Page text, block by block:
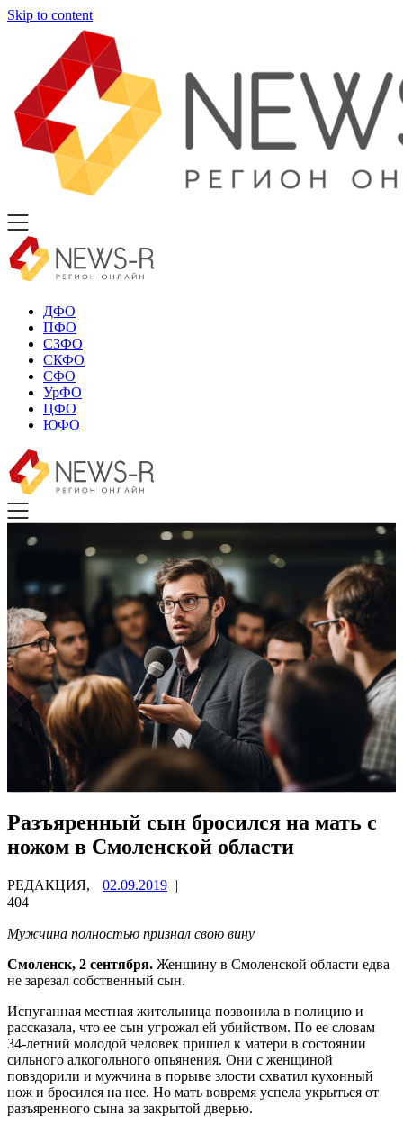
Skip to content
ДФО
ПФО
СЗФО
СКФО
СФО
УрФО
ЦФО
ЮФО
Разъяренный сын бросился на мать с
ножом в Смоленской области
РЕДАКЦИЯ, 02.09.2019 |
404
Мужчина полностью признал свою вину
Смоленск, 2 сентября. Женщину в Смоленской области едва
не зарезал собственный сын.
Испуганная местная жительница позвонила в полицию и
рассказала, что ее сын угрожал ей убийством. По ее словам
34-летний молодой человек пришел к матери в состоянии
сильного алкогольного опьянения. Они с женщиной
повздорили и мужчина в порыве злости схватил кухонный
нож и бросился на нее. Но мать вовремя успела укрыться от
разъяренного сына за закрытой дверью.